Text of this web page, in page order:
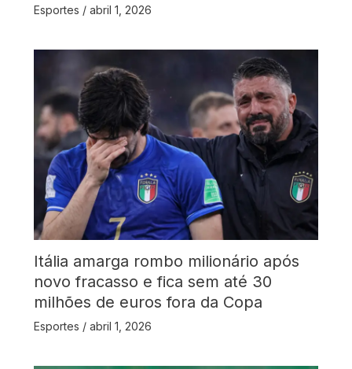
Esportes / abril 1, 2026
Itália amarga rombo milionário após
novo fracasso e fica sem até 30
milhões de euros fora da Copa
Esportes / abril 1, 2026